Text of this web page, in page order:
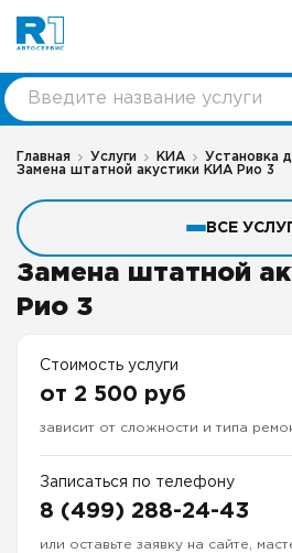
Главная Услуги КИА
Установка
Замена штатной акустики КИА Рио 3
ВСЕ
Замена штатной акустики КИА
Рио 3
Стоимость услуги
от 2 500 руб
зависит от сложности и типа
Записаться по телефону
8 (499) 288-24-43
или оставьте заявку на сайте,